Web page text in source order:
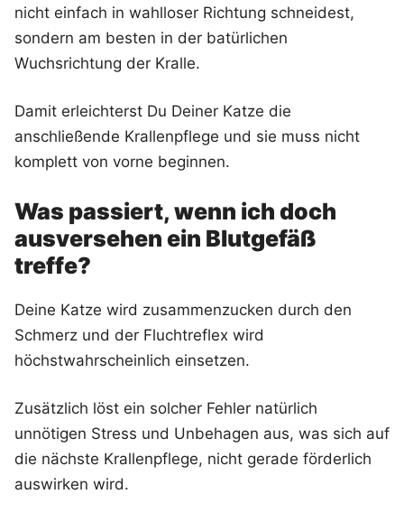
nicht einfach in wahlloser Richtung schneidest,
sondern am besten in der batürlichen
Wuchsrichtung der Kralle.
Damit erleichterst Du Deiner Katze die
anschließende Krallenpflege und sie muss nicht
komplett von vorne beginnen.
Was passiert, wenn ich doch
ausversehen ein Blutgefäß
treffe?
Deine Katze wird zusammenzucken durch den
Schmerz und der Fluchtreflex wird
höchstwahrscheinlich einsetzen.
Zusätzlich löst ein solcher Fehler natürlich
unnötigen Stress und Unbehagen aus, was sich auf
die nächste Krallenpflege, nicht gerade förderlich
auswirken wird.